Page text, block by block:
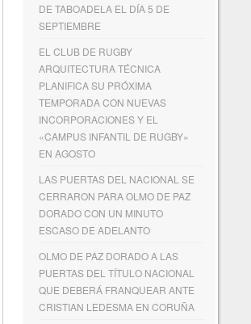
DE TABOADELA EL DÍA 5 DE
SEPTIEMBRE
EL CLUB DE RUGBY
ARQUITECTURA TÉCNICA
PLANIFICA SU PRÓXIMA
TEMPORADA CON NUEVAS
INCORPORACIONES Y EL
«CAMPUS INFANTIL DE RUGBY»
EN AGOSTO
LAS PUERTAS DEL NACIONAL SE
CERRARON PARA OLMO DE PAZ
DORADO CON UN MINUTO
ESCASO DE ADELANTO
OLMO DE PAZ DORADO A LAS
PUERTAS DEL TÍTULO NACIONAL
QUE DEBERÁ FRANQUEAR ANTE
CRISTIAN LEDESMA EN CORUÑA